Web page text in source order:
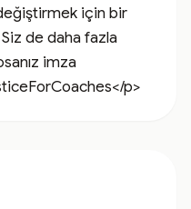
için bir
de daha fazla
imza
p>